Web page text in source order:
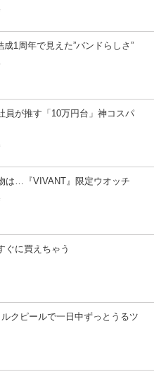
1周年で見えた”バンドらしさ”
員が推す「10万円台」神コスパ
は…『VIVANT』限定ウオッチ
ぐに買えちゃう
クピールで一日中ずっとうるツ